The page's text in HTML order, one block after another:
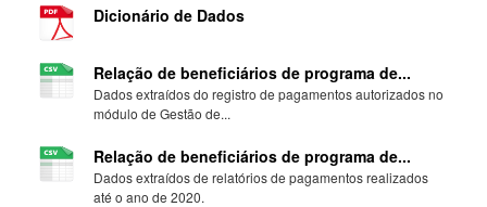
Dicionário de Dados
Relação de beneficiários de programa de...
Dados extraídos do registro de pagamentos autorizados no
módulo de Gestão de...
Relação de beneficiários de programa de...
Dados extraídos de relatórios de pagamentos realizados
até o ano de 2020.